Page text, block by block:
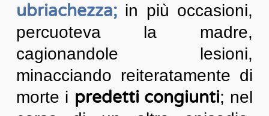
ubriachezza;in più occasioni,
percuoteva la madre,
cagionandole lesioni,
minacciando reiteratamente di
morte i predetti congiunti; nel